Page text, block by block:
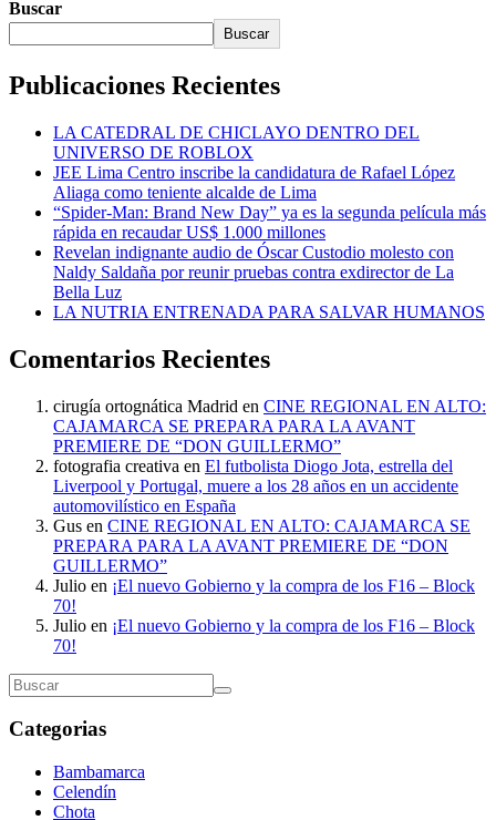
Buscar
Buscar
Publicaciones Recientes
LA CATEDRAL DE CHICLAYO DENTRO DEL
UNIVERSO DE ROBLOX
JEE Lima Centro inscribe la candidatura de Rafael López
Aliaga como teniente alcalde de Lima
“Spider-Man: Brand New Day” ya es la segunda película más
rápida en recaudar US$ 1.000 millones
Revelan indignante audio de Óscar Custodio molesto con
Naldy Saldaña por reunir pruebas contra exdirector de La
Bella Luz
LA NUTRIA ENTRENADA PARA SALVAR HUMANOS
Comentarios Recientes
cirugía ortognática Madrid en CINE REGIONAL EN ALTO:
CAJAMARCA SE PREPARA PARA LA AVANT
PREMIERE DE “DON GUILLERMO”
fotografia creativa en El futbolista Diogo Jota, estrella del
Liverpool y Portugal, muere a los 28 años en un accidente
automovilístico en España
Gus en CINE REGIONAL EN ALTO: CAJAMARCA SE
PREPARA PARA LA AVANT PREMIERE DE “DON
GUILLERMO”
Julio en ¡El nuevo Gobierno y la compra de los F16 – Block
70!
Julio en ¡El nuevo Gobierno y la compra de los F16 – Block
70!
Categorias
Bambamarca
Celendín
Chota